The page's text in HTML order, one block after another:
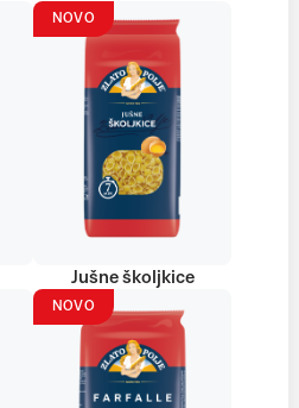
NOVO
Jušne školjkice
NOVO